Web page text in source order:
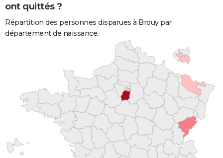
ont quittés ?
Répartition des personnes disparues à Brouy par
département de naissance.